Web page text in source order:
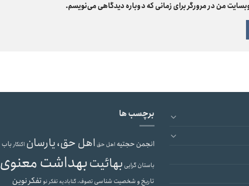
من در مرورگر برای زمانی که دوباره دیدگاهی می‌نویسم.
برچسب ها
انجمن حجتیه اهل حق اهل حق، یارسان اکنکارباب
باستان گرایی بهائیتبهداشت معنوی
تاریخ و شخصیت شناسی تصوف، گنابادیه تفکر نوتفکر نوین